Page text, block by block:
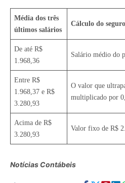
Média dos três
últimos salários
Cálculo do
De até R$
1.968,36
Salário médio do
Entre R$
1.968,37 e R$
3.280,93
O valor que
multiplicado por
Acima de R$
3.280,93
Valor fixo de R$
Notícias Contábeis